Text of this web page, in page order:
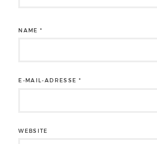
NAME*
E-MAIL-ADRESSE *
WEBSITE